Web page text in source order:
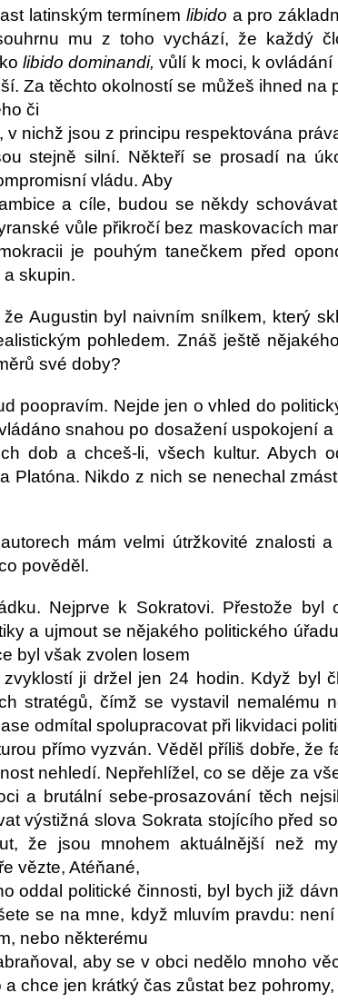
latinským termínem libido a pro
mu z toho vychází, že každý
libido dominandi,vůlí k moci, k
Za těchto okolností se můžeš ihned na
či
nichž jsou z principu respektována
stejně silní. Někteří se prosadí na
vládu. Aby
a cíle, budou se někdy
vůle přikročí bez maskovacích
je pouhým tanečkem před
skupin.
Augustin byl naivním snílkem, který
pohledem. Znáš ještě
své doby?
poopravím. Nejde jen o vhled do
snahou po dosažení uspokojení
dob a chceš-li, všech kultur. Abych
Platóna. Nikdo z nich se nenechal
mám velmi útržkovité znalosti
pověděl.
Nejprve k Sokratovi. Přestože
a ujmout se nějakého politického
byl však zvolen losem
ji držel jen 24 hodin. Když byl
stratégů, čímž se vystavil nemalému
odmítal spolupracovat při likvidaci
přímo vyzván. Věděl příliš dobře, že
nehledí. Nepřehlížel, co se děje za
a brutální sebe-prosazování těch
výstižná slova Sokrata stojícího před
že jsou mnohem aktuálnější než
vězte, Atéňané,
oddal politické činnosti, byl bych již
se na mne, když mluvím pravdu:
nebo některému
aby se v obci nedělo mnoho
chce jen krátký čas zůstat bez